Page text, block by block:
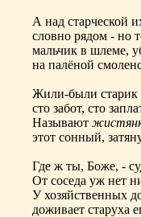
А над старческой
словно рядом - но
мальчик в шлеме,
на палёной
Жили-были старик
сто забот, сто
Называют
этот сонный,
Где ж ты, Боже, -
От соседа уж нет
У хозяйственных
доживает старуха